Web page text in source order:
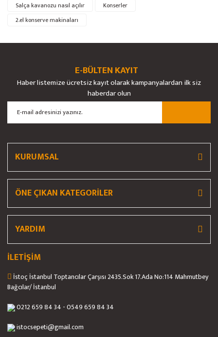
Gönder
Salça kavanozu nasıl açılır
Konserler
2.el konserve makinaları
E-BÜLTEN KAYIT
Haber listemize ücretsiz kayıt olarak kampanyalardan ilk siz
haberdar olun
KURUMSAL
ÖNE ÇIKAN KATEGORİLER
YARDIM
İLETİŞİM
İstoç İstanbul Toptancılar Çarşısı 2435.Sok 17.Ada No:114 Mahmutbey
Bağcılar/ İstanbul
0212 659 84 34 - 0549 659 84 34
istocsepeti@gmail.com